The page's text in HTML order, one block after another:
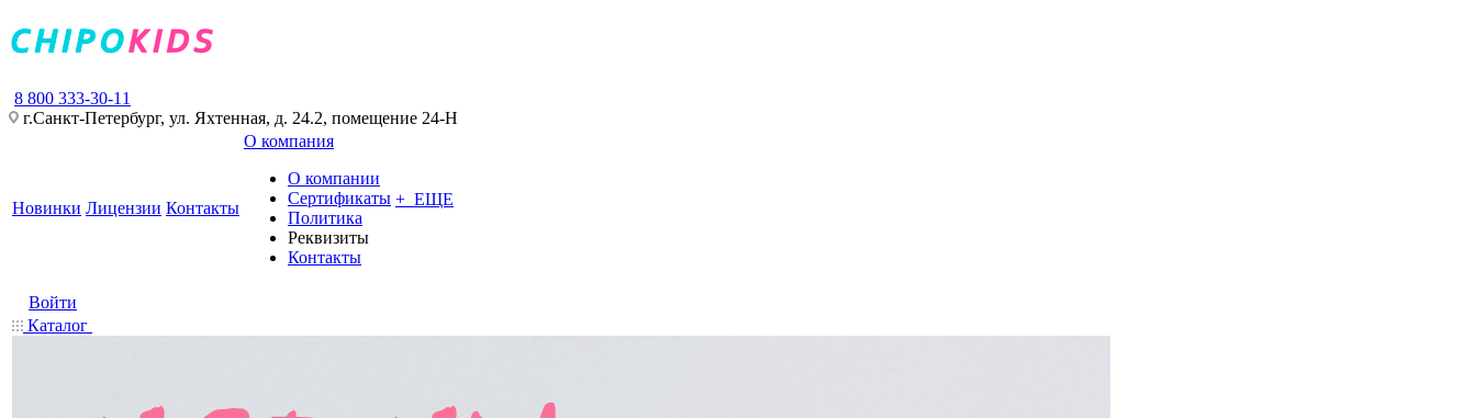
8 800 333-30-11
г.Санкт-Петербург, ул. Яхтенная, д. 24.2, помещение 24-Н
Новинки Лицензии Контакты
О компания
О компании
Сертификаты
Политика
Реквизиты
Контакты
+ ЕЩЕ
Войти
Каталог